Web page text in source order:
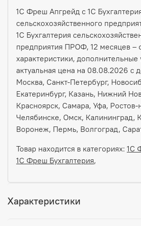
1С Фреш Апгрейд с 1С
сельскохозяйственного
1С Бухгалтерия
предприятия ПРОФ, 12 месяцев –
характеристики, дополнительные
актуальная цена на 08.08.2026 с
Москва, Санкт-Петербург,
Екатеринбург, Казань, Нижний
Красноярск, Самара, Уфа, Ростов-
Челябинске, Омск, Калининград,
Воронеж, Пермь, Волгоград,
Товар находится в категориях: 1С
1С Фреш Бухгалтерия,
Характеристики